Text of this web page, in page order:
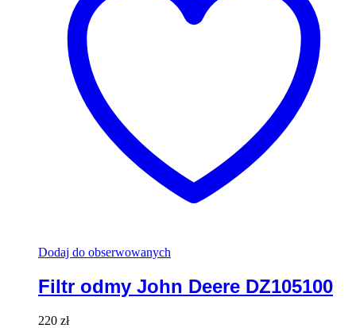
Dodaj do obserwowanych
Filtr odmy John Deere DZ105100
220 zł